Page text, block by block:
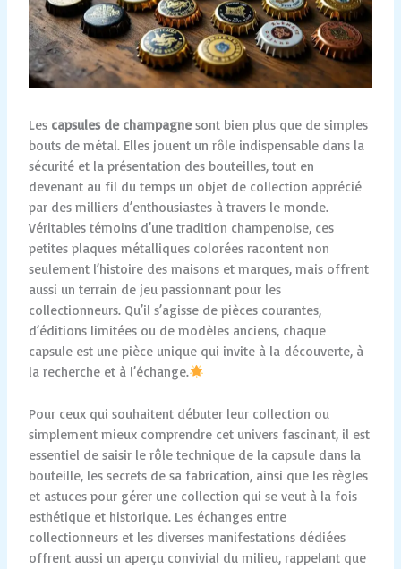
Les capsules de champagnesont bien plus que de simples
bouts de métal. Elles jouent un rôle indispensable dans la
sécurité et la présentation des bouteilles, tout en
devenant au fil du temps un objet de collection apprécié
par des milliers d’enthousiastes à travers le monde.
Véritables témoins d’une tradition champenoise, ces
petites plaques métalliques colorées racontent non
seulement l’histoire des maisons et marques, mais offrent
aussi un terrain de jeu passionnant pour les
collectionneurs. Qu’il s’agisse de pièces courantes,
d’éditions limitées ou de modèles anciens, chaque
capsule est une pièce unique qui invite à la découverte, à
la recherche et à l’échange.
Pour ceux qui souhaitent débuter leur collection ou
simplement mieux comprendre cet univers fascinant, il est
essentiel de saisir le rôle technique de la capsule dans la
bouteille, les secrets de sa fabrication, ainsi que les règles
et astuces pour gérer une collection qui se veut à la fois
esthétique et historique. Les échanges entre
collectionneurs et les diverses manifestations dédiées
offrent aussi un aperçu convivial du milieu, rappelant que